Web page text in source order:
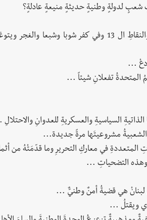
شعبٍ لدولةٍ وطنيةٍ حديثةٍ منيعةٍ عادلةٍ؟
العدوُّ الاسرائيليُّ في التلالِ الخمسِ والنقاطِ ال 13
...
المتحدةُ تفعلانِ شيئاً ...
السياسيةِ والعسكريةِ للعدوانِ
مشروعيتَها مرةً جديدة...
المتعددةِ في معاركِ التحريرِ وما قدّمَتْهُ من
وهذه التضحياتِ ...
لبنانْ هي قضيةُ أمنٌ وطنيٌّ ...
ويقتلُ ...